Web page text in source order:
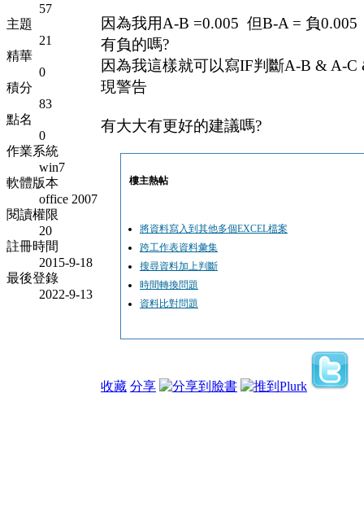
57
主題
21
精華
0
積分
83
點名
0
作業系統
win7
軟體版本
office 2007
閱讀權限
20
註冊時間
2015-9-18
最後登錄
2022-9-13
因為我用A-B =0.005 但B-A = 負0.005
有負的嗎?
因為我這樣就可以寫IF判斷A-B & A-C
現警告
有大大有更好的建議嗎?
樓主熱帖
將資料寫入到其他多個EXCEL檔案
跨工作表資料彙集
搜尋資料加上判斷
時間轉換問題
資料比對問題
收藏 分享